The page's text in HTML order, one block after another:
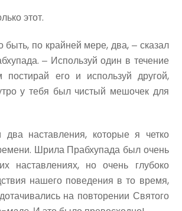
этот.
по крайней мере, два, ‒ сказал
‒ Используй один в течение
его и используй другой,
у тебя был чистый мешочек для
наставления, которые я четко
Шрила Прабхупада был очень
наставлениях, но очень глубоко
нашего поведения в то время,
на повторении Святого